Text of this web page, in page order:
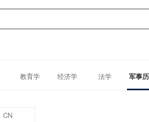
教育学 经济学 法学 军事